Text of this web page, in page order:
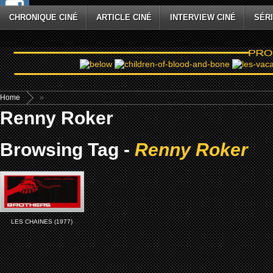
CHRONIQUE CINÉ ARTICLE CINÉ INTERVIEW CINÉ
Home »
Renny Roker
Browsing Tag -Renny Roker
LES CHAINES (1977)